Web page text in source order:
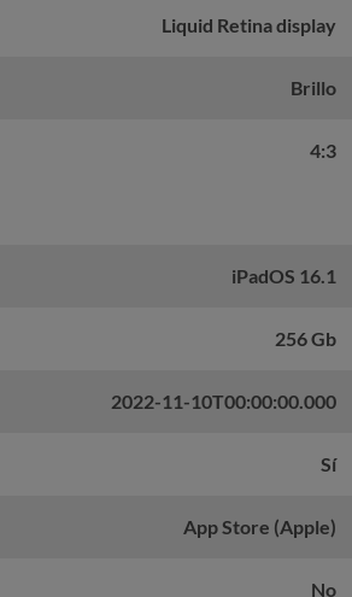
Liquid Retina display
Brillo
4:3
iPadOS 16.1
256 Gb
2022-11-10T00:00:00.000
Sí
App Store (Apple)
No